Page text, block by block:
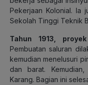
Pekerjaan Kolonial. Ia
Sekolah Tinggi Teknik
Tahun 1913,
Pembuatan saluran
kemudian menelusuri
dan barat.
Karang. Bagian ini